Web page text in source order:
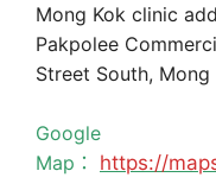
Mong Kok clinic
Pakpolee
Street South,
Google
Map： https://